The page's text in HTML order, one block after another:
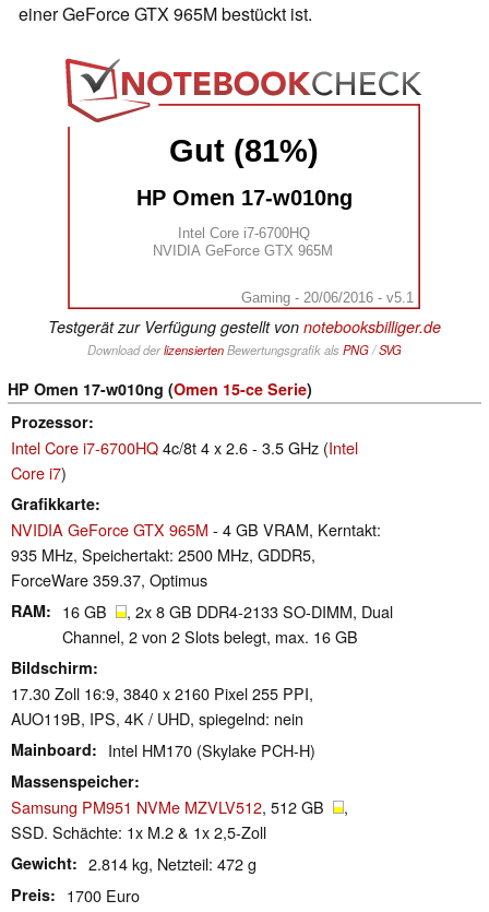
einer GeForce GTX 965M bestückt ist.
Gut (81%)
HP Omen 17-w010ng
Intel Core i7-6700HQ
NVIDIA GeForce GTX 965M
Gaming - 20/06/2016 - v5.1
Testgerät zur Verfügung gestellt von notebooksbilliger.de
Download derlizensiertenBewertungsgrafik als PNG/SVG
HP Omen 17-w010ng (Omen 15-ce Serie)
Prozessor
Intel Core i7-6700HQ4c/8t 4 x 2.6 - 3.5 GHz (Intel
Core i7)
Grafikkarte
NVIDIA GeForce GTX 965M - 4 GB VRAM, Kerntakt:
935 MHz, Speichertakt: 2500 MHz, GDDR5,
ForceWare 359.37, Optimus
RAM 16 GB
, 2x 8 GB DDR4-2133 SO-DIMM, Dual
Channel, 2 von 2 Slots belegt, max. 16 GB
Bildschirm
17.30 Zoll 16:9, 3840 x 2160 Pixel 255 PPI,
AUO119B, IPS, 4K / UHD, spiegelnd: nein
Mainboard Intel HM170 (Skylake PCH-H)
Massenspeicher
Samsung PM951 NVMe MZVLV512, 512 GB
,
SSD. Schächte: 1x M.2 & 1x 2,5-Zoll
Gewicht 2.814 kg, Netzteil: 472 g
Preis 1700 Euro